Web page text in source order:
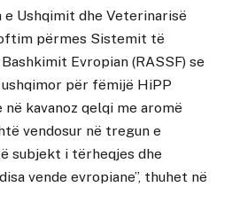
e Ushqimit dhe Veterinarisë
përmes Sistemit të
Evropian (RASSF) se
për fëmijë HiPP
kavanoz qelqi me aromë
vendosur në tregun e
subjekt i tërheqjes dhe
vende evropiane”, thuhet në